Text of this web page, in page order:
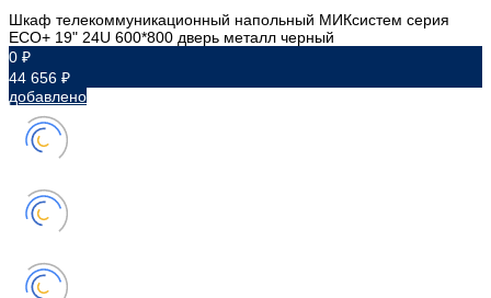
Шкаф телекоммуникационный напольный МИКсистем серия
ECO+ 19" 24U 600*800 дверь металл черный
0 ₽
44 656 ₽
добавлено